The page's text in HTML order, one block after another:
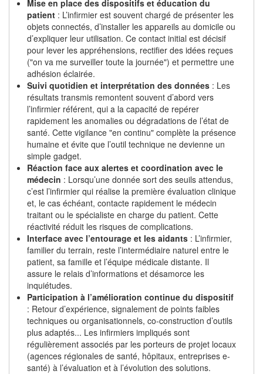
Mise en place des dispositifs et éducation du
patient : L’infirmier est souvent chargé de présenter les
objets connectés, d’installer les appareils au domicile ou
d’expliquer leur utilisation. Ce contact initial est décisif
pour lever les appréhensions, rectifier des idées reçues
("on va me surveiller toute la journée") et permettre une
adhésion éclairée.
Suivi quotidien et interprétation des données : Les
résultats transmis remontent souvent d’abord vers
l’infirmier référent, qui a la capacité de repérer
rapidement les anomalies ou dégradations de l’état de
santé. Cette vigilance "en continu" complète la présence
humaine et évite que l’outil technique ne devienne un
simple gadget.
Réaction face aux alertes et coordination avec le
médecin : Lorsqu’une donnée sort des seuils attendus,
c’est l’infirmier qui réalise la première évaluation clinique
et, le cas échéant, contacte rapidement le médecin
traitant ou le spécialiste en charge du patient. Cette
réactivité réduit les risques de complications.
Interface avec l’entourage et les aidants : L’infirmier,
familier du terrain, reste l’intermédiaire naturel entre le
patient, sa famille et l’équipe médicale distante. Il
assure le relais d’informations et désamorce les
inquiétudes.
Participation à l’amélioration continue du dispositif
: Retour d’expérience, signalement de points faibles
techniques ou organisationnels, co-construction d’outils
plus adaptés... Les infirmiers impliqués sont
régulièrement associés par les porteurs de projet locaux
(agences régionales de santé, hôpitaux, entreprises e-
santé) à l’évaluation et à l’évolution des solutions.